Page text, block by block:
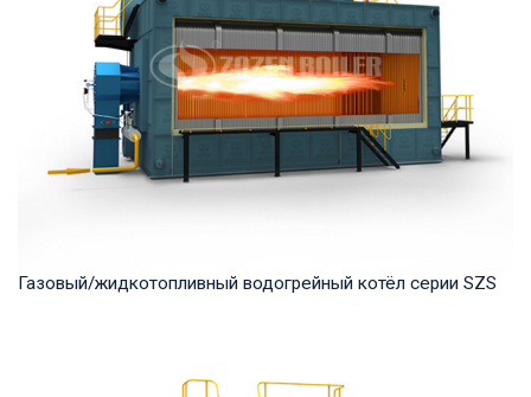
Газовый/жидкотопливный водогрейный котёл серии SZS
мощность продукта: 7-70 МВт Температура на...